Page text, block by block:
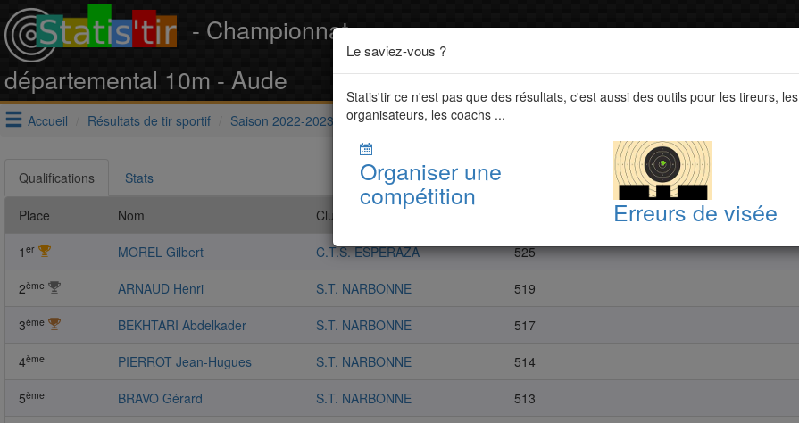
- Championnat
départemental 10m - Aude
Accueil Résultats de tir sportif Saison 2022-2023 Ligue du Languedoc Roussillon
Qualifications Stats
Place Nom Club Séries
1 er MOREL Gilbert C.T.S. ESPERAZA 525
2ème ARNAUD Henri S.T. NARBONNE 519
3ème BEKHTARI Abdelkader S.T. NARBONNE 517
4ème PIERROT Jean-Hugues S.T. NARBONNE 514
5ème BRAVO Gérard S.T. NARBONNE 513
Le saviez-vous ?
Statis'tir ce n'est pas que des résultats, c'est aussi des outils pour les tireurs, les
organisateurs, les coachs ...
Organiser une
compétition
Erreurs de visée